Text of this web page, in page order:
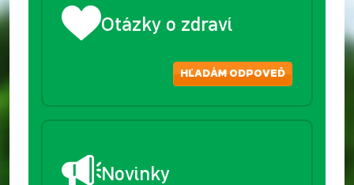
Otázky o zdraví
HĽADÁM ODPOVEĎ
Novinky